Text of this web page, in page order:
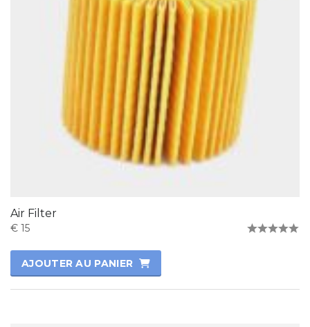
Air Filter
€ 15
AJOUTER AU PANIER